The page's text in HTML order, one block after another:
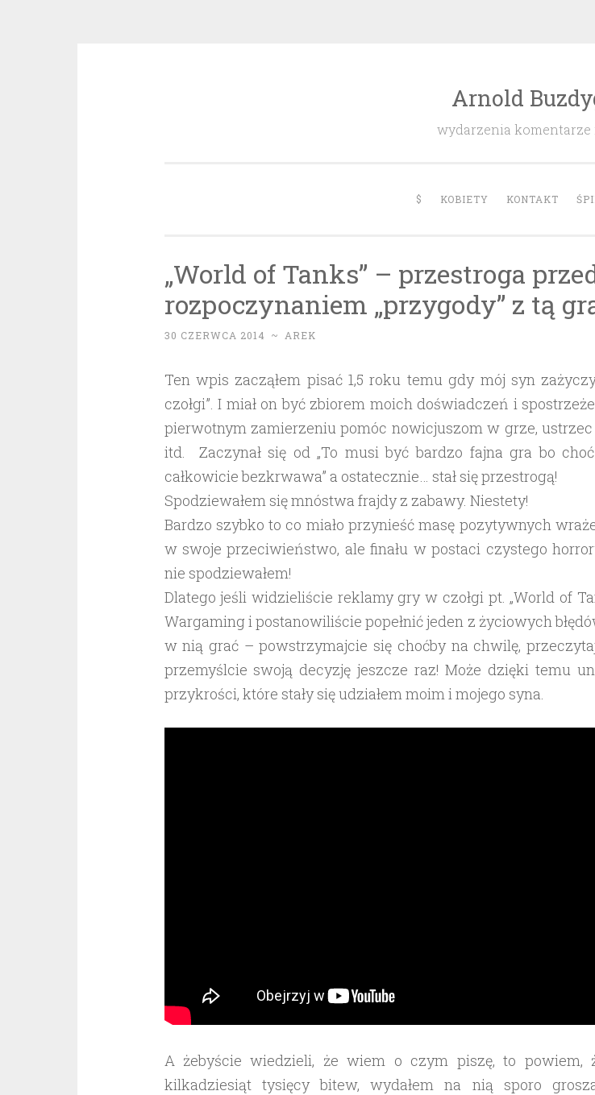
Arnold
wydarzenia komentarze
$ KOBIETY KONTAKT
„World of Tanks” – przestroga
rozpoczynaniem „przygody” z tą
30 CZERWCA 2014 ~ AREK
Ten wpis zacząłem pisać 1,5 roku temu gdy mój syn
czołgi”. I miał on być zbiorem moich doświadczeń i
pierwotnym zamierzeniu pomóc nowicjuszom w grze, ustrzec
itd. Zaczynał się od „To musi być bardzo fajna gra bo
całkowicie bezkrwawa” a ostatecznie… stał się przestrogą!
Spodziewałem się mnóstwa frajdy z zabawy. Niestety!
Bardzo szybko to co miało przynieść masę pozytywnych
w swoje przeciwieństwo, ale finału w postaci czystego
nie spodziewałem!
Dlatego jeśli widzieliście reklamy gry w czołgi pt. „World of
Wargaming i postanowiliście popełnić jeden z życiowych
w nią grać – powstrzymajcie się choćby na chwilę,
przemyślcie swoją decyzję jeszcze raz! Może dzięki temu
przykrości, które stały się udziałem moim i mojego syna.
A żebyście wiedzieli, że wiem o czym piszę, to powiem,
kilkadziesiąt tysięcy bitew, wydałem na nią sporo